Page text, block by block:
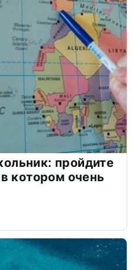
пройдите
котором очень